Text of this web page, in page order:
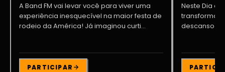
A Band FM vai levar você para viver uma
experiência inesquecível na maior festa de
rodeio da América! Já imaginou curti...
PARTICIPAR
Neste Dia
transformar
descanso